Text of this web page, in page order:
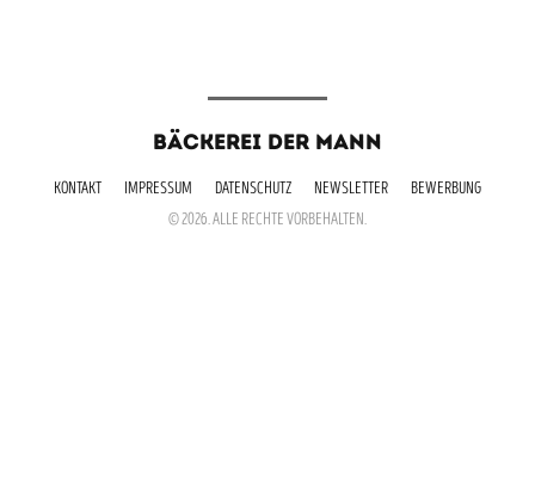
BÄCKEREI DER MANN
KONTAKT IMPRESSUM DATENSCHUTZ NEWSLETTER
BEWERBUNG
© 2026. ALLE RECHTE VORBEHALTEN.